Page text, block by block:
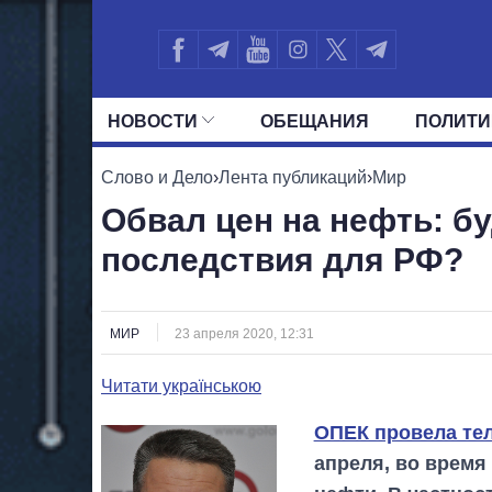
НОВОСТИ ОБЕЩАНИЯ
ВСЕ ПОЛИТИКИ ПРЕЗИДЕНТ И
Слово и Дело›Лента публикаций›Мир
Обвал цен на нефть:
последствия для РФ?
МИР 23 апреля 2020, 12:31
Читати українською
ОПЕК провела
апреля, во время